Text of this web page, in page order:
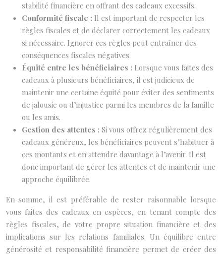
stabilité financière en offrant des cadeaux excessifs.
Conformité fiscale : Il est important de respecter les
règles fiscales et de déclarer correctement les cadeaux
si nécessaire. Ignorer ces règles peut entraîner des
conséquences fiscales négatives.
Équité entre les bénéficiaires : Lorsque vous faites des
cadeaux à plusieurs bénéficiaires, il est judicieux de
maintenir une certaine équité pour éviter des sentiments
de jalousie ou d’injustice parmi les membres de la famille
ou les amis.
Gestion des attentes : Si vous offrez régulièrement des
cadeaux généreux, les bénéficiaires peuvent s’habituer à
ces montants et en attendre davantage à l’avenir. Il est
donc important de gérer les attentes et de maintenir une
approche équilibrée.
En somme, il est préférable de rester raisonnable lorsque
vous faites des cadeaux en espèces, en tenant compte des
règles fiscales, de votre propre situation financière et des
implications sur les relations familiales. Un équilibre entre
générosité et responsabilité financière permet de créer des